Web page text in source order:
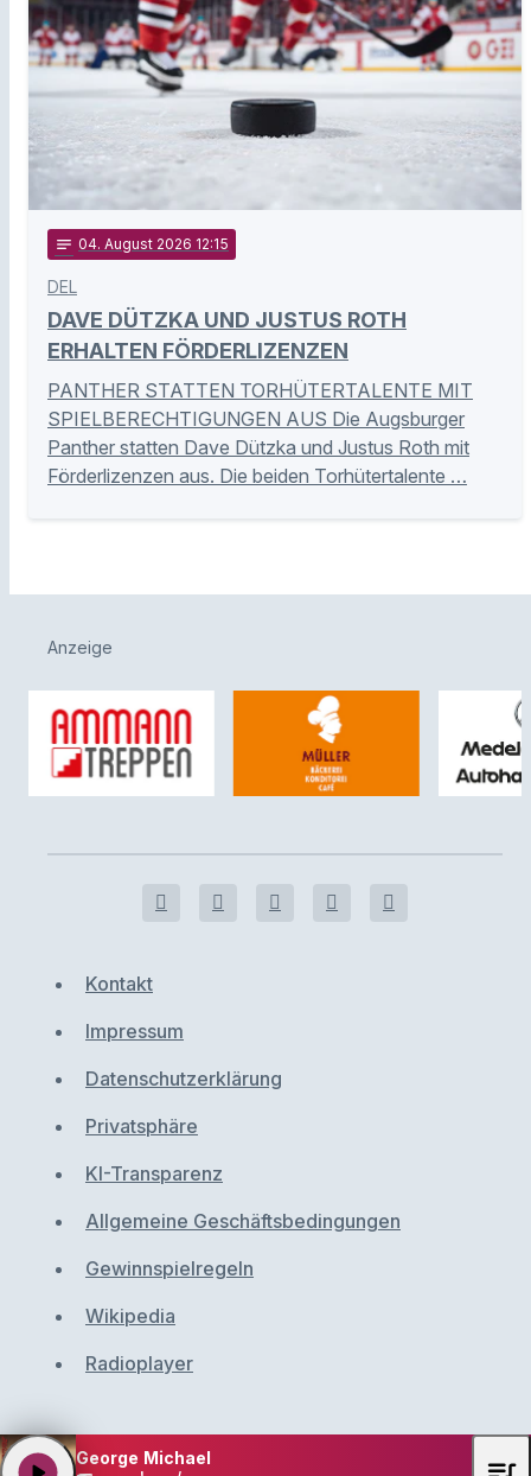
notes 04. August 2026 12:15
DEL
DAVE DÜTZKA UND JUSTUS ROTH
ERHALTEN FÖRDERLIZENZEN
PANTHER STATTEN TORHÜTERTALENTE MIT
SPIELBERECHTIGUNGEN AUS Die Augsburger
Panther statten Dave Dützka und Justus Roth mit
Förderlizenzen aus. Die beiden Torhütertalente …
Anzeige
Kontakt
Impressum
Datenschutzerklärung
Privatsphäre
KI-Transparenz
Allgemeine Geschäftsbedingungen
Gewinnspielregeln
Wikipedia
Radioplayer
George Michael